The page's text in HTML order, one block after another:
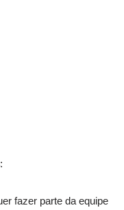
:
fazer parte da equipe